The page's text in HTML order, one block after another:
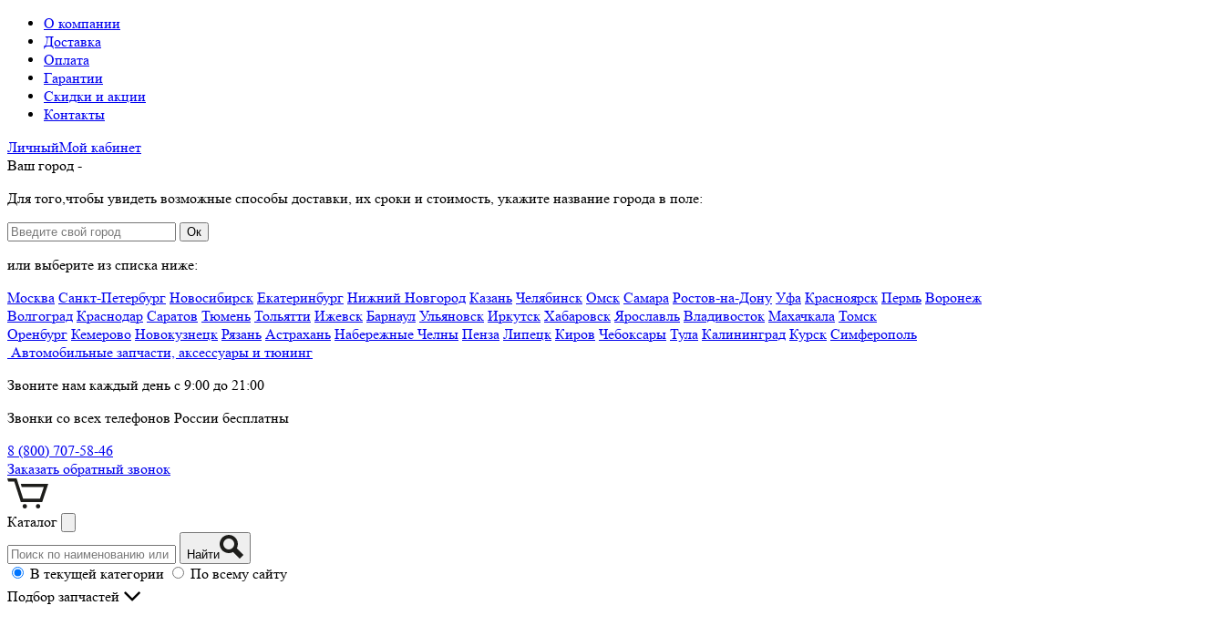
О компании
Доставка
Оплата
Гарантии
Скидки и акции
Контакты
ЛичныйМой кабинет
Ваш город -
Для того,чтобы увидеть возможные способы доставки, их сроки и стоимость, укажите название города в поле:
Ок
или выберите из списка ниже:
Москва Санкт-Петербург Новосибирск Екатеринбург Нижний Новгород Казань Челябинск Омск Самара Ростов-на-Дону Уфа Красноярск Пермь Воронеж
Волгоград Краснодар Саратов Тюмень Тольятти Ижевск Барнаул Ульяновск Иркутск Хабаровск Ярославль Владивосток Махачкала Томск
Оренбург Кемерово Новокузнецк Рязань Астрахань Набережные Челны Пенза Липецк Киров Чебоксары Тула Калининград Курск Симферополь
Автомобильные запчасти, аксессуары и тюнинг
Звоните нам каждый день с 9:00 до 21:00
Звонки со всех телефонов России бесплатны
8 (800) 707-58-46
Заказать обратный звонок
Каталог
Найти
В текущей категории
По всему сайту
Подбор запчастей